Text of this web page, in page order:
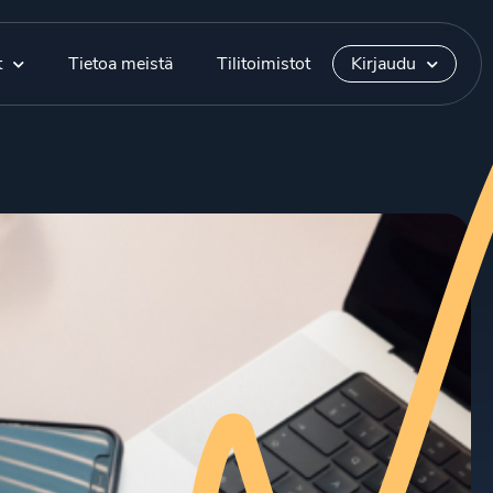
Tietoa meistä Tilitoimistot Kirjaudu